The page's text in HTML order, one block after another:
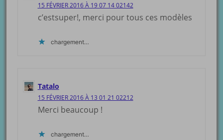
15 FÉVRIER 2016 À 19 07 14 02142
c’estsuper!, merci pour tous ces modèles
chargement…
Tatalo
15 FÉVRIER 2016 À 13 01 21 02212
Merci beaucoup !
chargement…